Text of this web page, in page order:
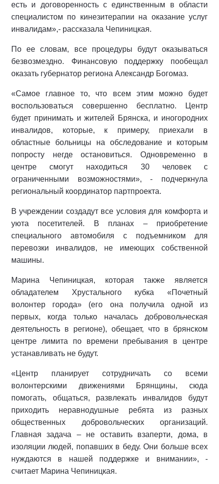
есть и договоренность с единственным в области
специалистом по кинезитерапии на оказание услуг
инвалидам»,- рассказала Чепиницкая.
По ее словам, все процедуры будут оказываться
безвозмездно. Финансовую поддержку пообещал
оказать губернатор региона Александр Богомаз.
«Самое главное то, что всем этим можно будет
воспользоваться совершенно бесплатно. Центр
будет принимать и жителей Брянска, и иногородних
инвалидов, которые, к примеру, приехали в
областные больницы на обследование и которым
попросту негде остановиться. Одновременно в
центре смогут находиться 30 человек с
ограниченными возможностями», - подчеркнула
региональный координатор партпроекта.
В учреждении создадут все условия для комфорта и
уюта посетителей. В планах – приобретение
специального автомобиля с подъемником для
перевозки инвалидов, не имеющих собственной
машины.
Марина Чепиницкая, которая также является
обладателем Хрустального кубка «Почетный
волонтер города» (его она получила одной из
первых, когда только началась добровольческая
деятельность в регионе), обещает, что в брянском
центре лимита по времени пребывания в центре
устанавливать не будут.
«Центр планирует сотрудничать со всеми
волонтерскими движениями Брянщины, сюда
помогать, общаться, развлекать инвалидов будут
приходить неравнодушные ребята из разных
общественных добровольческих организаций.
Главная задача – не оставить взаперти, дома, в
изоляции людей, попавших в беду. Они больше всех
нуждаются в нашей поддержке и внимании», -
считает Марина Чепиницкая.